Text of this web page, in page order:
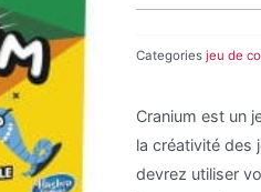
Categories jeu de
Cranium est un
la créativité des
devrez utiliser